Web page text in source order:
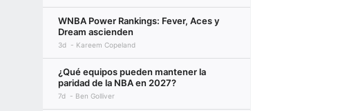
WNBA Power Rankings: Fever, Aces y
Dream ascienden
3d Kareem Copeland
¿Qué equipos pueden mantener la
paridad de la NBA en 2027?
7d Ben Golliver